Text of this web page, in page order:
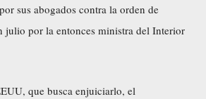
sus abogados contra la orden de
julio por la entonces ministra del Interior
que busca enjuiciarlo, el